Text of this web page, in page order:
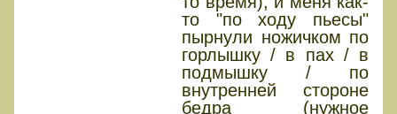
то "по ходу пьесы"
пырнули ножичком по
горлышку / в пах / в
подмышку / по
внутренней стороне
бедра (нужное